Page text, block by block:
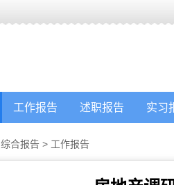
工作报告 述职报告 实习
综合报告 > 工作报告